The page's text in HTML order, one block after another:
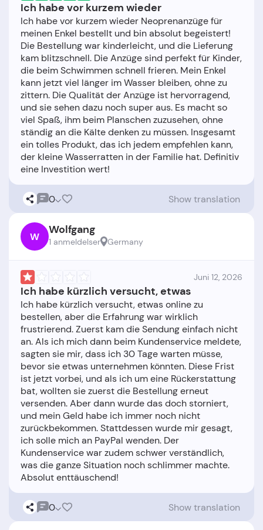
Ich habe vor kurzem wieder
Ich habe vor kurzem wieder Neoprenanzüge für
meinen Enkel bestellt und bin absolut begeistert!
Die Bestellung war kinderleicht, und die Lieferung
kam blitzschnell. Die Anzüge sind perfekt für Kinder,
die beim Schwimmen schnell frieren. Mein Enkel
kann jetzt viel länger im Wasser bleiben, ohne zu
zittern. Die Qualität der Anzüge ist hervorragend,
und sie sehen dazu noch super aus. Es macht so
viel Spaß, ihm beim Planschen zuzusehen, ohne
ständig an die Kälte denken zu müssen. Insgesamt
ein tolles Produkt, das ich jedem empfehlen kann,
der kleine Wasserratten in der Familie hat. Definitiv
0 Show translation
W Wolfgang
1 anmeldelser Germany
Juni 12, 2026
Ich habe kürzlich versucht, etwas
Ich habe kürzlich versucht, etwas online zu
bestellen, aber die Erfahrung war wirklich
frustrierend. Zuerst kam die Sendung einfach nicht
an. Als ich mich dann beim Kundenservice meldete,
sagten sie mir, dass ich 30 Tage warten müsse,
bevor sie etwas unternehmen könnten. Diese Frist
ist jetzt vorbei, und als ich um eine Rückerstattung
bat, wollten sie zuerst die Bestellung erneut
versenden. Aber dann wurde das doch storniert,
und mein Geld habe ich immer noch nicht
zurückbekommen. Stattdessen wurde mir gesagt,
ich solle mich an PayPal wenden. Der
Kundenservice war zudem schwer verständlich,
was die ganze Situation noch schlimmer machte.
0 Show translation